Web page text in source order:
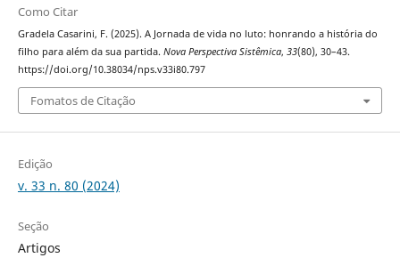
Como Citar
Gradela Casarini, F. (2025). A Jornada de vida no luto: honrando a história do
filho para além da sua partida. Nova Perspectiva Sistêmica, 33(80), 30–43.
https://doi.org/10.38034/nps.v33i80.797
Fomatos de Citação
Edição
v. 33 n. 80 (2024)
Seção
Artigos